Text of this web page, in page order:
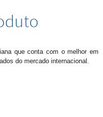
que conta com o melhor em
do mercado internacional.